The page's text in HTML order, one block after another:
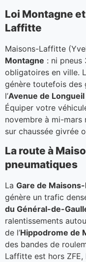
Loi Montagne
Laffitte
Maisons-Laffitte
Montagne : ni pneus
obligatoires en ville.
génère toutefois des
l’Avenue de Longueil
Équiper votre
novembre à mi-
sur chaussée givrée
La route à
pneumatiques
La Gare de
génère un trafic
du Général-de-
ralentissements
de l’Hippodrome de
des bandes de
Laffitte est hors ZFE,